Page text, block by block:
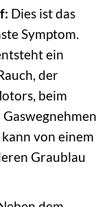
Dies ist das
Symptom.
ein
der
beim
von einem
Graublau